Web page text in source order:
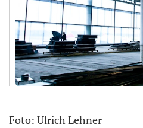
Foto: Ulrich Lehner